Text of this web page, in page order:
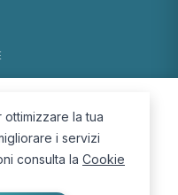
la tua
i servizi
consulta la Cookie